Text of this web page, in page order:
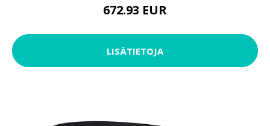
672.93 EUR
LISÄTIETOJA